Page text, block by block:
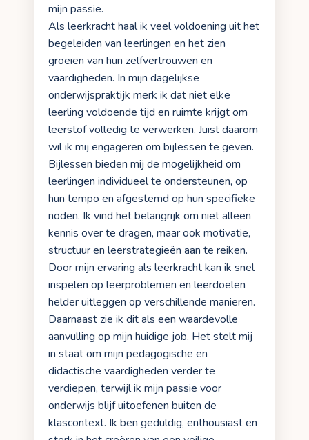
mijn passie.
Als leerkracht haal ik veel voldoening uit het
begeleiden van leerlingen en het zien
groeien van hun zelfvertrouwen en
vaardigheden. In mijn dagelijkse
onderwijspraktijk merk ik dat niet elke
leerling voldoende tijd en ruimte krijgt om
leerstof volledig te verwerken. Juist daarom
wil ik mij engageren om bijlessen te geven.
Bijlessen bieden mij de mogelijkheid om
leerlingen individueel te ondersteunen, op
hun tempo en afgestemd op hun specifieke
noden. Ik vind het belangrijk om niet alleen
kennis over te dragen, maar ook motivatie,
structuur en leerstrategieën aan te reiken.
Door mijn ervaring als leerkracht kan ik snel
inspelen op leerproblemen en leerdoelen
helder uitleggen op verschillende manieren.
Daarnaast zie ik dit als een waardevolle
aanvulling op mijn huidige job. Het stelt mij
in staat om mijn pedagogische en
didactische vaardigheden verder te
verdiepen, terwijl ik mijn passie voor
onderwijs blijf uitoefenen buiten de
klascontext. Ik ben geduldig, enthousiast en